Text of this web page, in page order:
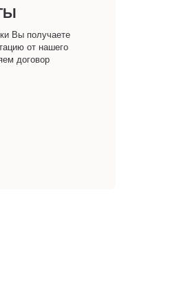
Вы получаете
от нашего
договор